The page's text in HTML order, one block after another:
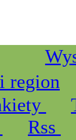
region
Rss